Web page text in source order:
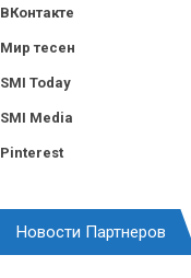
ВКонтакте
Мир тесен
SMI Today
SMI Media
Pinterest
Новости Партнеров